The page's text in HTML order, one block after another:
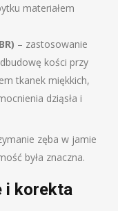
materiałem
– zastosowanie
kości przy
tkanek miękkich,
dziąsła i
zęba w jamie
była znaczna.
i korekta